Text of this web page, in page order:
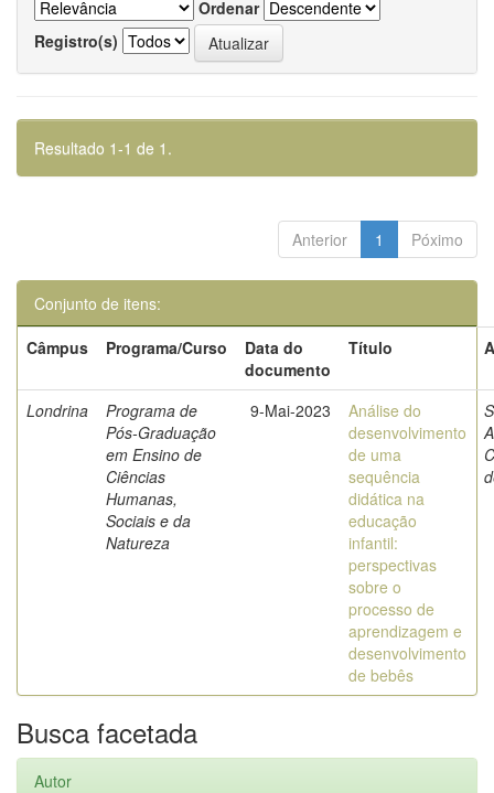
Ordenar
Registro(s)
Resultado 1-1 de 1.
Anterior 1 Póximo
Conjunto de itens:
Câmpus
Programa/Curso
Data do
documento
Título
Londrina
Programa de
Pós-Graduação
em Ensino de
Ciências
Humanas,
Sociais e da
Natureza
9-Mai-2023
Análise do
desenvolvimento
de uma
sequência
didática na
educação
infantil:
perspectivas
sobre o
processo de
aprendizagem e
desenvolvimento
de bebês
Busca facetada
Autor